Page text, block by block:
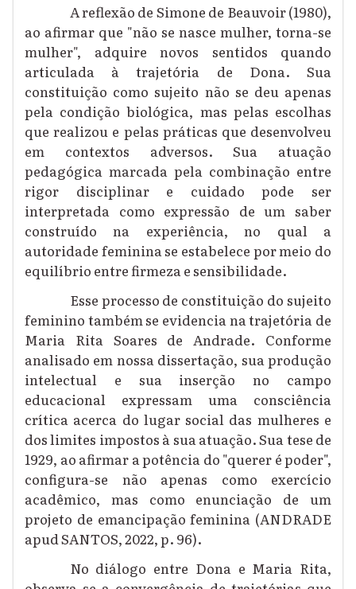
A reflexão de Simone de Beauvoir (1980),
ao afirmar que "não se nasce mulher, torna-se
mulher", adquire novos sentidos quando
articulada à trajetória de Dona. Sua
constituição como sujeito não se deu apenas
pela condição biológica, mas pelas escolhas
que realizou e pelas práticas que desenvolveu
em contextos adversos. Sua atuação
pedagógica marcada pela combinação entre
rigor disciplinar e cuidado pode ser
interpretada como expressão de um saber
construído na experiência, no qual a
autoridade feminina se estabelece por meio do
equilíbrio entre firmeza e sensibilidade.
Esse processo de constituição do sujeito
feminino também se evidencia na trajetória de
Maria Rita Soares de Andrade. Conforme
analisado em nossa dissertação, sua produção
intelectual e sua inserção no campo
educacional expressam uma consciência
crítica acerca do lugar social das mulheres e
dos limites impostos à sua atuação. Sua tese de
1929, ao afirmar a potência do "querer é poder",
configura-se não apenas como exercício
acadêmico, mas como enunciação de um
projeto de emancipação feminina (ANDRADE
apud SANTOS, 2022, p. 96).
No diálogo entre Dona e Maria Rita,